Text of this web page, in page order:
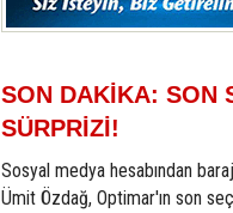
SON DAKİKA: SON
SÜRPRİZİ!
Sosyal medya hesabından
Ümit Özdağ, Optimar'ın son